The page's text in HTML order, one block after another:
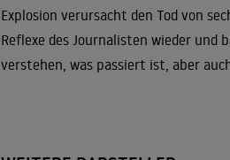
Explosion verursacht den Tod von
Reflexe des Journalisten wieder
verstehen, was passiert ist, aber